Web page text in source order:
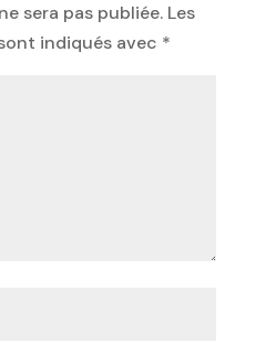
sera pas publiée. Les
indiqués avec *